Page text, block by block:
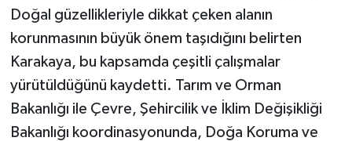
Doğal güzellikleriyle dikkat çeken alanın
korunmasının büyük önem taşıdığını belirten
Karakaya, bu kapsamda çeşitli çalışmalar
yürütüldüğünü kaydetti. Tarım ve Orman
Bakanlığı ile Çevre, Şehircilik ve İklim Değişikliği
Bakanlığı koordinasyonunda, Doğa Koruma ve